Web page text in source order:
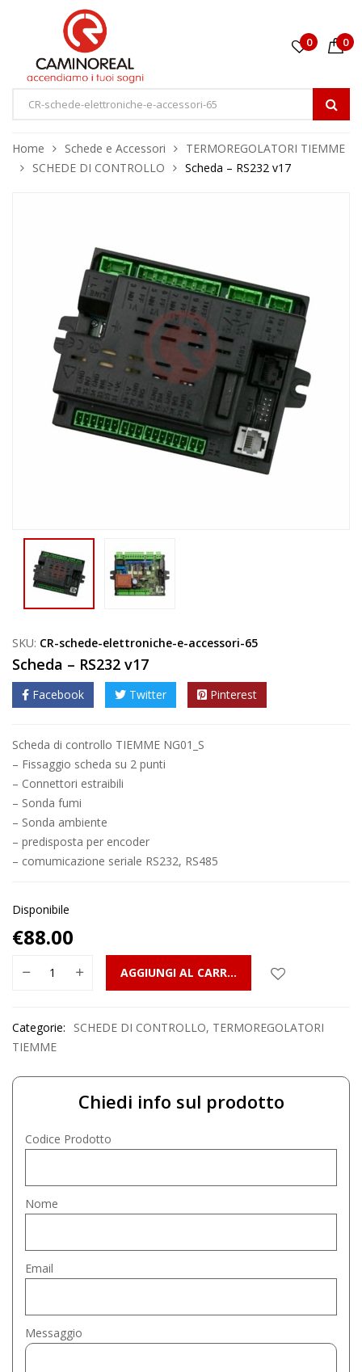
0 0
Home Schede e Accessori
TERMOREGOLATORI TIEMME
SCHEDE DI CONTROLLO
Scheda – RS232 v17
SKU: CR-schede-elettroniche-e-accessori-65
Scheda – RS232 v17
Facebook Twitter Pinterest
Scheda di controllo TIEMME NG01_S
– Fissaggio scheda su 2 punti
– Connettori estraibili
– Sonda fumi
– Sonda ambiente
– predisposta per encoder
– comumicazione seriale RS232, RS485
Disponibile
€88.00
AGGIUNGI AL CARRELLO
Categorie: SCHEDE DI CONTROLLO, TERMOREGOLATORI
TIEMME
Chiedi info sul prodotto
Codice Prodotto
Nome
Email
Messaggio